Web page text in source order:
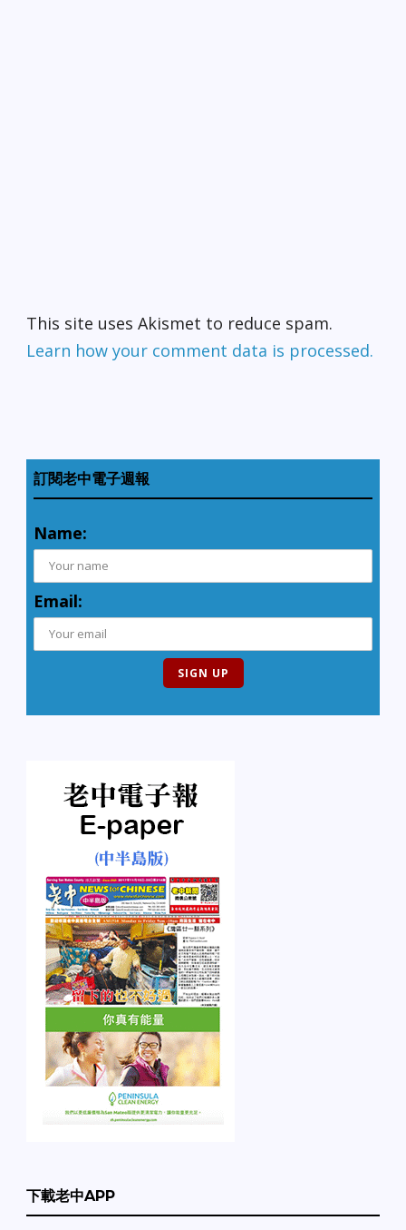
This site uses Akismet to reduce spam.
Learn how your comment data is processed.
訂閱老中電子週報
Name:
Email:
下載老中APP